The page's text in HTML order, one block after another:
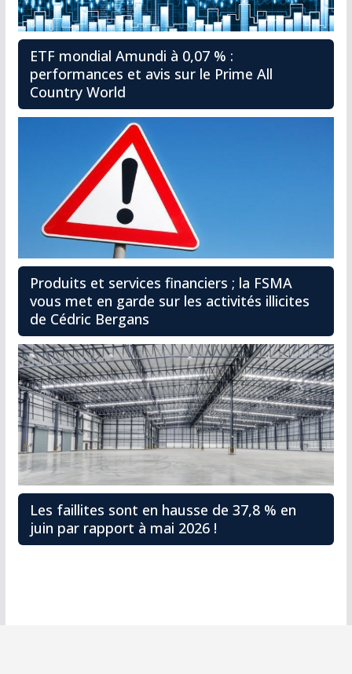
ETF mondial Amundi à 0,07 % :
performances et avis sur le Prime All
Country World
Produits et services financiers ; la FSMA
vous met en garde sur les activités illicites
de Cédric Bergans
Les faillites sont en hausse de 37,8 % en
juin par rapport à mai 2026 !